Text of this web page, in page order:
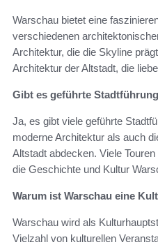
Warschau bietet eine
verschiedenen
Architektur, die die Skyline
Architektur der Altstadt, die
Gibt es geführte
Ja, es gibt viele geführte
moderne Architektur als auch
Altstadt abdecken. Viele
die Geschichte und Kultur
Warum ist Warschau eine
Warschau wird als
Vielzahl von kulturellen